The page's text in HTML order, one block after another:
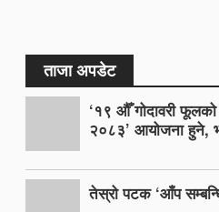
ताजा अपडेट
‘१९ औँ गोदावरी फूलको
२०८३’ आयोजना हुने,
तेस्रो पटक ‘आँप